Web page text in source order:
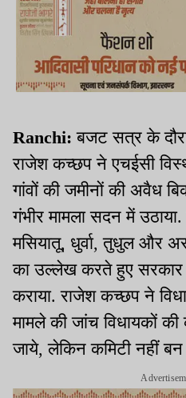
Ranchi:बजट सत्र के
राजेश कच्छप ने एचईसी
गांवों की जमीनों की अवैध
गंभीर मामला सदन में
मसियातू, धुर्वा, तुधुल और
का उल्लेख करते हुए
कराया. राजेश कच्छप ने
मामले की जांच विधायकों की
जाये, लेकिन कमिटी नहीं